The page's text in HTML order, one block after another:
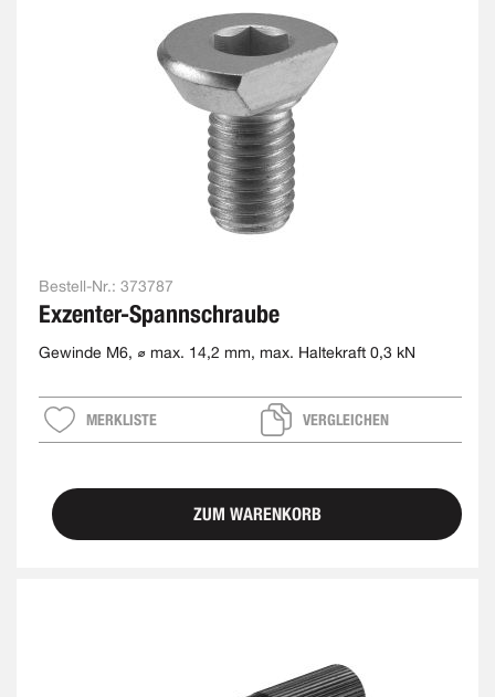
Bestell-Nr.: 373787
Exzenter-Spannschraube
Gewinde M6, ⌀ max. 14,2 mm, max. Haltekraft 0,3 kN
MERKLISTE VERGLEICHEN
ZUM WARENKORB